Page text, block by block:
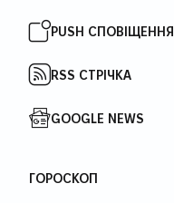
PUSH СПОВІЩЕННЯ
RSS СТРІЧКА
GOOGLE NEWS
ГОРОСКОП